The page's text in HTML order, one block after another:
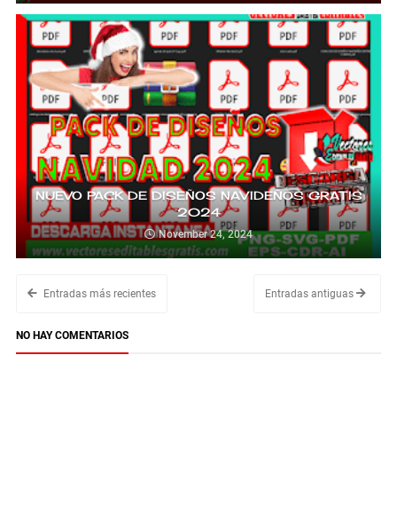
NUEVO PACK DE DISEÑOS NAVIDEÑOS GRATIS
2024
November 24, 2024
Entradas más recientes Entradas antiguas
NO HAY COMENTARIOS